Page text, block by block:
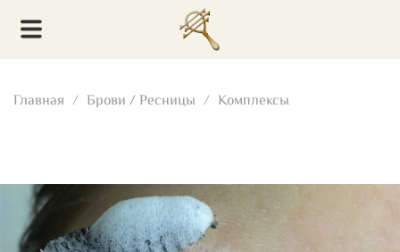
Главная Брови / Ресницы Комплексы